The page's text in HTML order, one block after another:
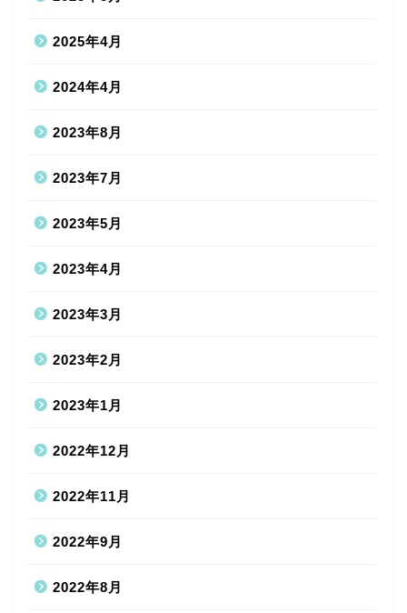
2025年4月
2024年4月
2023年8月
2023年7月
2023年5月
2023年4月
2023年3月
2023年2月
2023年1月
2022年12月
2022年11月
2022年9月
2022年8月